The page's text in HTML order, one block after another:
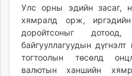
ergelt.mn
zarig.mn
today.mn
zuv.mn
mminfo.mn
Улс орны эдийн засаг,
хямралд орж,
доройтсоныг
байгууллагуудын
тогтоолын төсөлд
валютын ханшийн